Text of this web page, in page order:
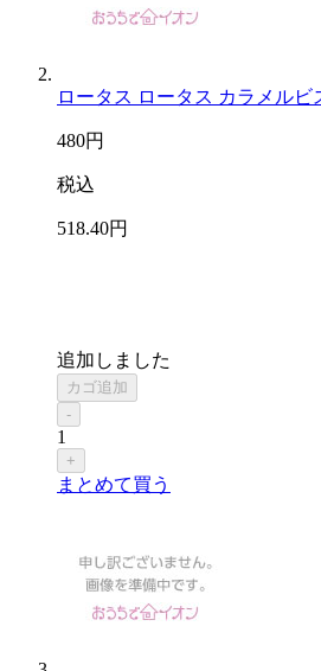
ロータス ロータス カラメルビ
480円
税込
518.40円
追加しました
カゴ追加
-
1
+
まとめて買う